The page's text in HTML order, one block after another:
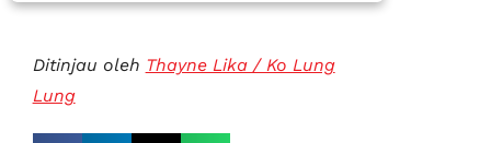
Ditinjau oleh Thayne Lika / Ko Lung
Lung